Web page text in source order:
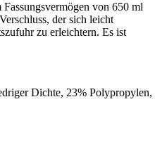
von 650 ml
der sich leicht
zu erleichtern. Es ist
Dichte, 23% Polypropylen,